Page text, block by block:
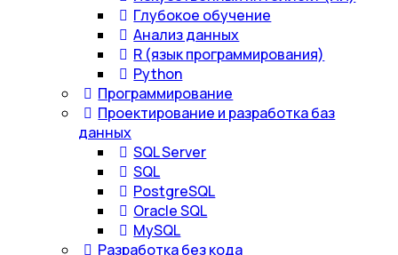
Глубокое обучение
Анализ данных
R (язык программирования)
Python
Программирование
Проектирование и разработка баз
данных
SQL Server
SQL
PostgreSQL
Oracle SQL
MySQL
Разработка без кода